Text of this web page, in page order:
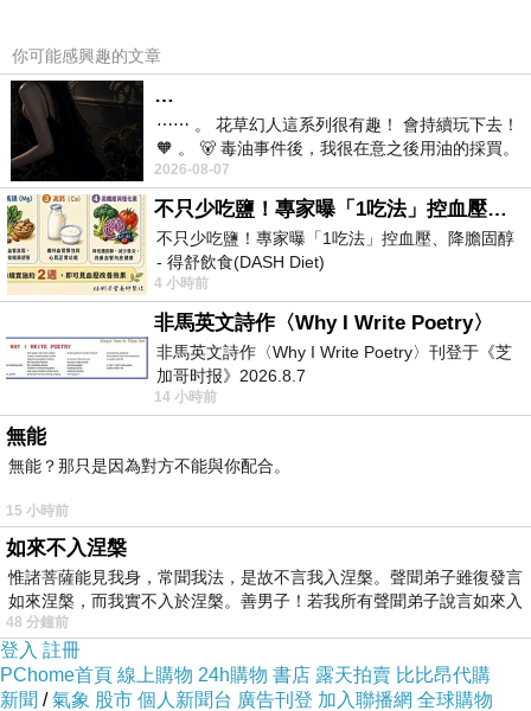
訪客
2022-07-29 11:34:36
USDT即將火熱上線 👏👏👏
安全性高.私密性高🔥
歡樂暢玩.安全無慮🔥
🔥推出線上真人APP自由配桌
🔥老虎機🃏百家樂🃏體育🃏捕魚🃏
🔥還在揪不到咖找老半天嗎？！🤦
🔥各種遊戲應有盡有 更多活動等你來申請
🎮方便又好玩，是隨時隨地消遣娛樂的好遊戲🎮
☎️Line🔍：@222ctydr
🔥https://www.gbet123.com
你可能感興趣的文章
…
⋯⋯ 。 花草幻人這系列很有趣！ 會持續玩下去！
🧡 。 🐻 毒油事件後，我很在意之後用油的採買。
前天購買了我之前就很愛
2026-08-07
不只少吃鹽！專家曝「1吃法」控血壓、降膽固醇 - 得舒飲食(DASH Diet)
不只少吃鹽！專家曝「1吃法」控血壓、降膽固醇
- 得舒飲食(DASH Diet)
https://www.facebook.com/dietitiansophia/posts/
4 小時前
非馬英文詩作〈Why I Write Poetry〉
非馬英文詩作〈Why I Write Poetry〉刊登于《芝
加哥时报》2026.8.7
14 小時前
無能
無能？那只是因為對方不能與你配合。
15 小時前
如來不入涅槃
惟諸菩薩能見我身，常聞我法，是故不言我入涅槃。聲聞弟子雖復發言
如來涅槃，而我實不入於涅槃。善男子！若我所有聲聞弟子說言如來入
48 分鐘前
登入 註冊
PChome首頁 線上購物 24h購物 書店 露天拍賣 比比昂代購
新聞 /氣象 股市 個人新聞台 廣告刊登 加入聯播網 全球購物